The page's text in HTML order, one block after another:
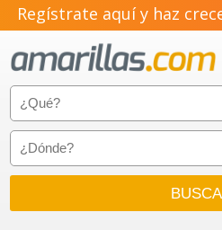
Regístrate aquí y haz